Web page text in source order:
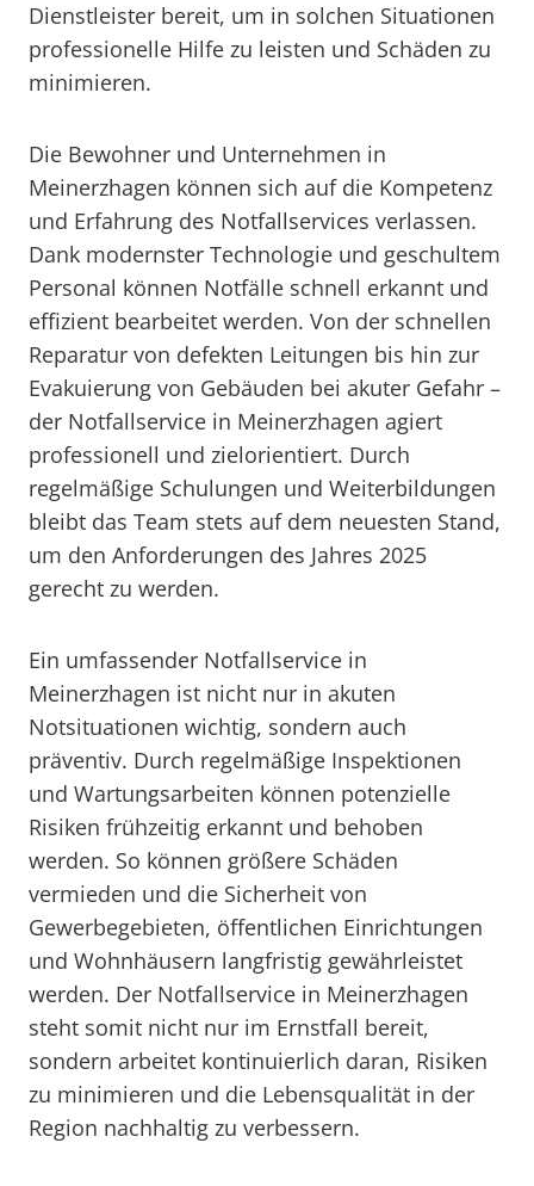
Dienstleister bereit, um in solchen Situationen
professionelle Hilfe zu leisten und Schäden zu
minimieren.
Die Bewohner und Unternehmen in
Meinerzhagen können sich auf die Kompetenz
und Erfahrung des Notfallservices verlassen.
Dank modernster Technologie und geschultem
Personal können Notfälle schnell erkannt und
effizient bearbeitet werden. Von der schnellen
Reparatur von defekten Leitungen bis hin zur
Evakuierung von Gebäuden bei akuter Gefahr –
der Notfallservice in Meinerzhagen agiert
professionell und zielorientiert. Durch
regelmäßige Schulungen und Weiterbildungen
bleibt das Team stets auf dem neuesten Stand,
um den Anforderungen des Jahres 2025
gerecht zu werden.
Ein umfassender Notfallservice in
Meinerzhagen ist nicht nur in akuten
Notsituationen wichtig, sondern auch
präventiv. Durch regelmäßige Inspektionen
und Wartungsarbeiten können potenzielle
Risiken frühzeitig erkannt und behoben
werden. So können größere Schäden
vermieden und die Sicherheit von
Gewerbegebieten, öffentlichen Einrichtungen
und Wohnhäusern langfristig gewährleistet
werden. Der Notfallservice in Meinerzhagen
steht somit nicht nur im Ernstfall bereit,
sondern arbeitet kontinuierlich daran, Risiken
zu minimieren und die Lebensqualität in der
Region nachhaltig zu verbessern.